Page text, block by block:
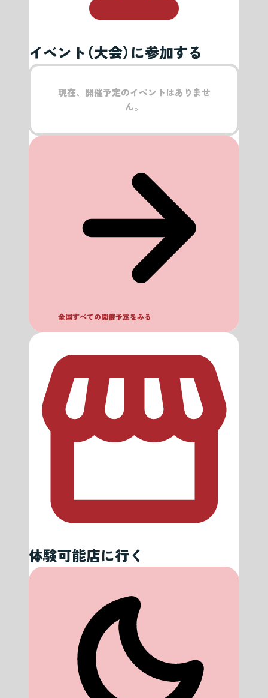
イベント（大会）に参加する
現在、開催予定のイベントはありませ
ん。
全国すべての開催予定をみる
体験可能店に行く